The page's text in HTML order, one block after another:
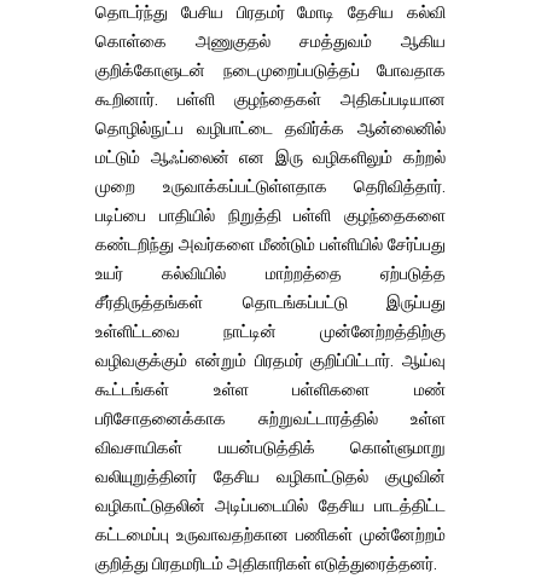
தொடர்ந்து பேசிய பிரதமர் மோடி தேசிய கல்வி
கொள்கை அணுகுதல் சமத்துவம் ஆகிய
குறிக்கோளுடன் நடைமுறைப்படுத்தப் போவதாக
கூறினார். பள்ளி குழந்தைகள் அதிகப்படியான
தொழில்நுட்ப வழிபாட்டை தவிர்க்க ஆன்லைனில்
மட்டும் ஆஃப்லைன் என இரு வழிகளிலும் கற்றல்
முறை உருவாக்கப்பட்டுள்ளதாக தெரிவித்தார்.
படிப்பை பாதியில் நிறுத்தி பள்ளி குழந்தைகளை
கண்டறிந்து அவர்களை மீண்டும் பள்ளியில் சேர்ப்பது
உயர் கல்வியில் மாற்றத்தை ஏற்படுத்த
சீர்திருத்தங்கள் தொடங்கப்பட்டு இருப்பது
உள்ளிட்டவை நாட்டின் முன்னேற்றத்திற்கு
வழிவகுக்கும் என்றும் பிரதமர் குறிப்பிட்டார். ஆய்வு
கூட்டங்கள் உள்ள பள்ளிகளை மண்
பரிசோதனைக்காக சுற்றுவட்டாரத்தில் உள்ள
விவசாயிகள் பயன்படுத்திக் கொள்ளுமாறு
வலியுறுத்தினர் தேசிய வழிகாட்டுதல் குழுவின்
வழிகாட்டுதலின் அடிப்படையில் தேசிய பாடத்திட்ட
கட்டமைப்பு உருவாவதற்கான பணிகள் முன்னேற்றம்
குறித்து பிரதமரிடம் அதிகாரிகள் எடுத்துரைத்தனர்.